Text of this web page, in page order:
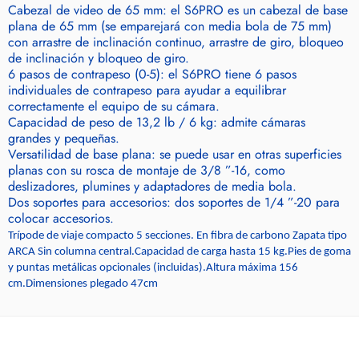
Cabezal de video de 65 mm: el S6PRO es un cabezal de base
plana de 65 mm (se emparejará con media bola de 75 mm)
con arrastre de inclinación continuo, arrastre de giro, bloqueo
de inclinación y bloqueo de giro.
6 pasos de contrapeso (0-5): el S6PRO tiene 6 pasos
individuales de contrapeso para ayudar a equilibrar
correctamente el equipo de su cámara.
Capacidad de peso de 13,2 lb / 6 kg: admite cámaras
grandes y pequeñas.
Versatilidad de base plana: se puede usar en otras superficies
planas con su rosca de montaje de 3/8 ”-16, como
deslizadores, plumines y adaptadores de media bola.
Dos soportes para accesorios: dos soportes de 1/4 ”-20 para
colocar accesorios.
Trípode de viaje compacto 5 secciones. En fibra de carbono Zapata tipo
ARCA Sin columna central.Capacidad de carga hasta 15 kg.Pies de goma
y puntas metálicas opcionales (incluidas).Altura máxima 156
cm.Dimensiones plegado 47cm